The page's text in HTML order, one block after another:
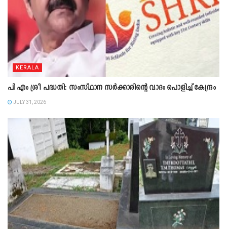
KERALA
പി എം ശ്രീ പദ്ധതി: സംസ്ഥാന സർക്കാരിന്റെ വാദം പൊളിച്ച് കേന്ദ്രം
JULY 31, 2026